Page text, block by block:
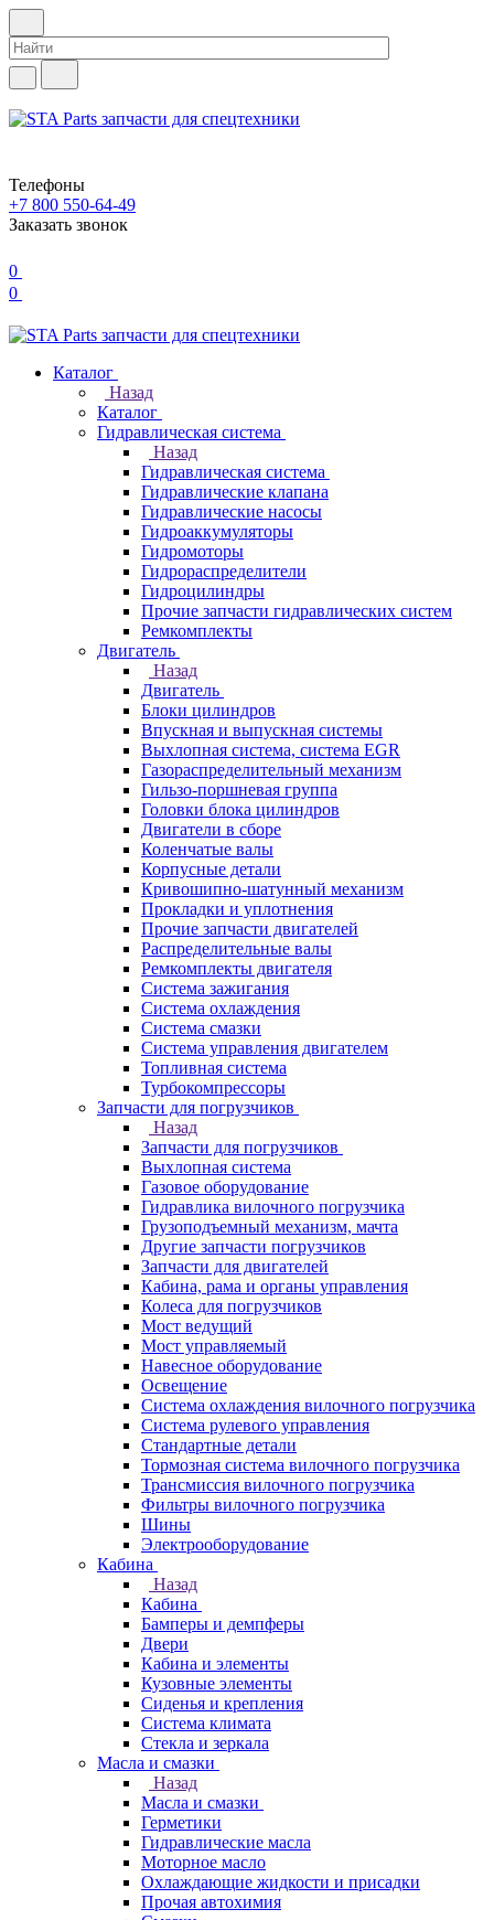
Телефоны
+7 800 550-64-49
Заказать звонок
0
0
Каталог
Назад
Каталог
Гидравлическая система
Назад
Гидравлическая система
Гидравлические клапана
Гидравлические насосы
Гидроаккумуляторы
Гидромоторы
Гидрораспределители
Гидроцилиндры
Прочие запчасти гидравлических систем
Ремкомплекты
Двигатель
Назад
Двигатель
Блоки цилиндров
Впускная и выпускная системы
Выхлопная система, система EGR
Газораспределительный механизм
Гильзо-поршневая группа
Головки блока цилиндров
Двигатели в сборе
Коленчатые валы
Корпусные детали
Кривошипно-шатунный механизм
Прокладки и уплотнения
Прочие запчасти двигателей
Распределительные валы
Ремкомплекты двигателя
Система зажигания
Система охлаждения
Система смазки
Система управления двигателем
Топливная система
Турбокомпрессоры
Запчасти для погрузчиков
Назад
Запчасти для погрузчиков
Выхлопная система
Газовое оборудование
Гидравлика вилочного погрузчика
Грузоподъемный механизм, мачта
Другие запчасти погрузчиков
Запчасти для двигателей
Кабина, рама и органы управления
Колеса для погрузчиков
Мост ведущий
Мост управляемый
Навесное оборудование
Освещение
Система охлаждения вилочного погрузчика
Система рулевого управления
Стандартные детали
Тормозная система вилочного погрузчика
Трансмиссия вилочного погрузчика
Фильтры вилочного погрузчика
Шины
Электрооборудование
Кабина
Назад
Кабина
Бамперы и демпферы
Двери
Кабина и элементы
Кузовные элементы
Сиденья и крепления
Система климата
Стекла и зеркала
Масла и смазки
Назад
Масла и смазки
Герметики
Гидравлические масла
Моторное масло
Охлаждающие жидкости и присадки
Прочая автохимия